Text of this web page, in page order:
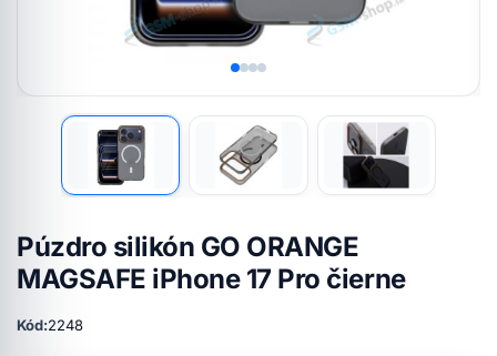
Púzdro silikón GO ORANGE
MAGSAFE iPhone 17 Pro čierne
Kód:2248